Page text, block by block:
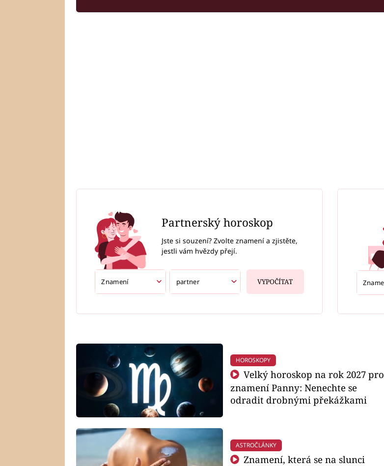
Partnerský horoskop
Jste si souzení? Zvolte znamení a zjistěte,
jestli vám hvězdy přejí.
VYPOČÍTAT
HOROSKOPY
Velký horoskop na rok 2027 pro
znamení Panny: Nenechte se
odradit drobnými překážkami
ASTROČLÁNKY
Znamení, která se na slunci